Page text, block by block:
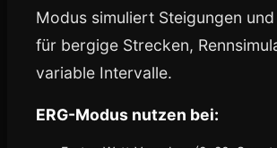
Modus simuliert Steigungen
für bergige Strecken,
variable Intervalle.
ERG-Modus nutzen bei: